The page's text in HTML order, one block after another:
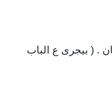
. ( بيجرى ع الباب